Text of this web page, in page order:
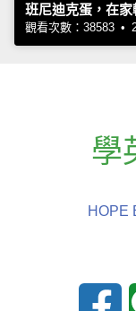
班尼迪克蛋，在家
觀看次數：38583 •
學
HOPE